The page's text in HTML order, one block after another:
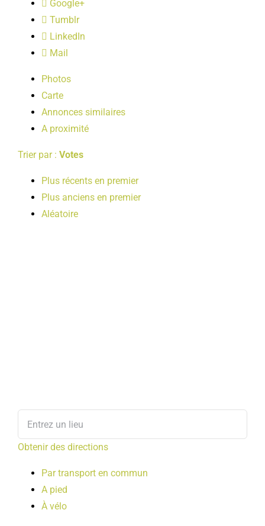
PUBLICATIONS
Google+
Tumblr
LinkedIn
Mail
Photos
Carte
Annonces similaires
A proximité
Trier par : Votes
Plus récents en premier
Plus anciens en premier
Aléatoire
Obtenir des directions
Par transport en commun
A pied
À vélo